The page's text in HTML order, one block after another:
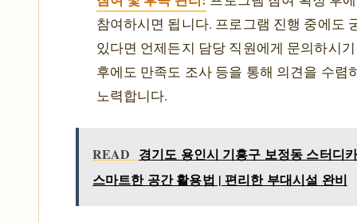
참여하시면 됩니다. 프로그램 진행 중에도
있다면 언제든지 담당 직원에게 문의하시
후에도 만족도 조사 등을 통해 의견을 수렴
노력합니다.
READ 경기도 용인시 기흥구 보정동 스터디
스마트한 공간 활용법 | 편리한 부대시설 완비